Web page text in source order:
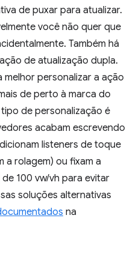
de puxar para atualizar.
você não quer que
Também há
de atualização dupla.
melhor personalizar a ação
de perto à marca do
de personalização é
acabam escrevendo
listeners de toque
a rolagem) ou fixam a
de 100 vw/vh para evitar
soluções alternativas
na